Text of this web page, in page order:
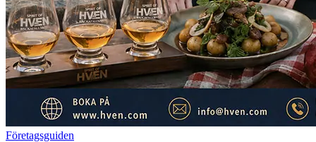
Företagsguiden